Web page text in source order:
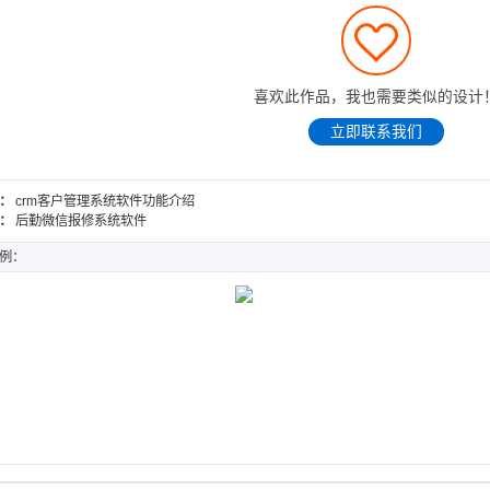
喜欢此作品，我也需要类似的设计！
立即联系我们
crm客户管理系统软件功能介绍
后勤微信报修系统软件
：
信报修系统软件